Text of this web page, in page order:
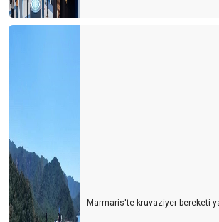
Turizmci desteğe muhtaç
Turist ne yapsın?
Bu yıl oteller yabancı turiste kalacak gibi...
Turizm esnafı artan kurlara karşı çareyi buldu
Marmaris'te kruvaziyer bereketi